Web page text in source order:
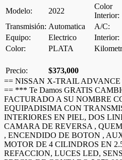
Modelo: 2022
Color
Interior:
Transmisión: Automatica A/C:
Equipo:
Electrico Interior:
Color:
PLATA
Precio:
$373,000
== NISSAN X-TRAIL ADVANCE
== *** Te Damos GRATIS
FACTURADO A SU NOMBRE
EQUIPADISIMA CON
INTERIORES EN PIEL, DOS
CAMARA DE REVERSA ,
, ENCENDIDO DE BOTON ,
MOTOR DE 4 CILINDROS EN
REFACCION, LUCES LED,